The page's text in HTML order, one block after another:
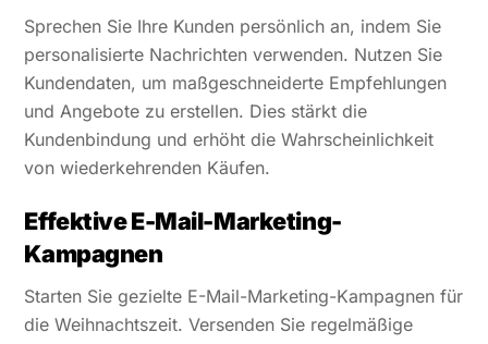
Sprechen Sie Ihre Kunden persönlich an, indem Sie
personalisierte Nachrichten verwenden. Nutzen Sie
Kundendaten, um maßgeschneiderte Empfehlungen
und Angebote zu erstellen. Dies stärkt die
Kundenbindung und erhöht die Wahrscheinlichkeit
von wiederkehrenden Käufen.
Effektive E-Mail-Marketing-
Kampagnen
Starten Sie gezielte E-Mail-Marketing-Kampagnen für
die Weihnachtszeit. Versenden Sie regelmäßige